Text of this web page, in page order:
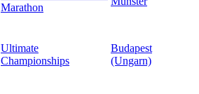
Marathon
Ultimate
Championships
Budapest
(Ungarn)